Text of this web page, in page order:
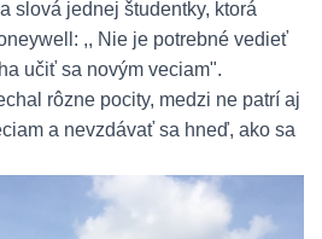
slová jednej študentky, ktorá
,, Nie je potrebné vedieť
učiť sa novým veciam".
rôzne pocity, medzi ne patrí aj
a nevzdávať sa hneď, ako sa